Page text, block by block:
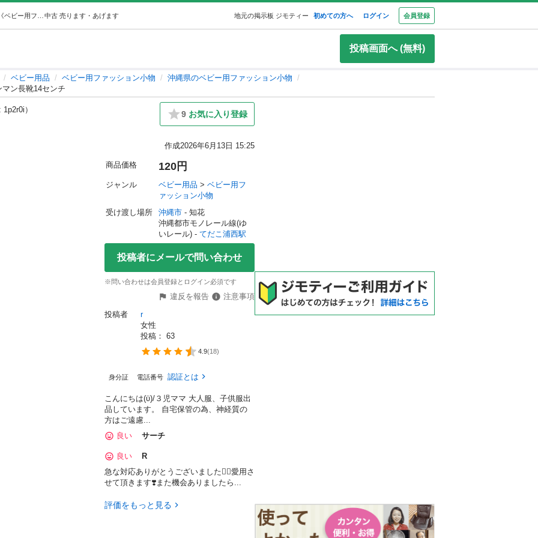
中古 売ります・あげます 地元の掲示板 ジモティー 初めての方へ ログイン 会員登録
投稿画面へ (無料)
ベビー用品 ベビー用ファッション小物
沖縄県のベビー用ファッション小物
マン長靴14センチ
1p2r0i） 9 お気に入り登録
作成2026年6月13日 15:25
商品価格 120円
ジャンル ベビー用品 > ベビー用フ
ァッション小物
受け渡し場所
沖縄市 - 知花
沖縄都市モノレール線(ゆ
いレール) - てだこ浦西駅
投稿者にメールで問い合わせ
※問い合わせは会員登録とログイン必須です
違反を報告
注意事項
投稿者
r
女性
投稿： 63
4.9(18)
身分証 電話番号 認証とは
こんにちは(ϋ)/３児ママ 大人服、子供服出
品しています。 自宅保管の為、神経質の
方はご遠慮...
良い
サーチ
良い
R
急な対応ありがとうございました🙇‍♀️愛用さ
せて頂きます❣️また機会ありましたら...
評価をもっと見る